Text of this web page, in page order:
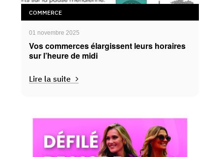
COMMERCE
01 novembre 2025
Vos commerces élargissent leurs horaires
sur l’heure de midi
Lire la suite